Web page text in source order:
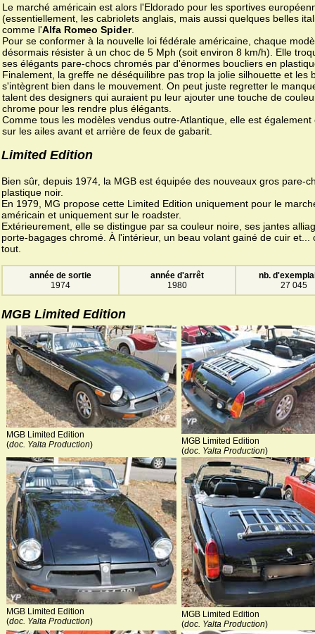
Le marché américain est alors l'Eldorado pour les sportives
(essentiellement, les cabriolets anglais, mais aussi quelques belles
comme l'Alfa Romeo Spider.
Pour se conformer à la nouvelle loi fédérale américaine, chaque
désormais résister à un choc de 5 Mph (soit environ 8 km/h). Elle
ses élégants pare-chocs chromés par d'énormes boucliers en
Finalement, la greffe ne déséquilibre pas trop la jolie silhouette et les
s'intègrent bien dans le mouvement. On peut juste regretter le
talent des designers qui auraient pu leur ajouter une touche de
chrome pour les rendre plus élégants.
Comme tous les modèles vendus outre-Atlantique, elle est également
sur les ailes avant et arrière de feux de gabarit.
Limited Edition
Bien sûr, depuis 1974, la MGB est équipée des nouveaux gros pare-
plastique noir.
En 1979, MG propose cette Limited Edition uniquement pour le
américain et uniquement sur le roadster.
Extérieurement, elle se distingue par sa couleur noire, ses jantes
porte-bagages chromé. À l'intérieur, un beau volant gainé de cuir et...
tout.
année de sortie
1974
année d'arrêt
1980
nb.
27 045
MGB Limited Edition
MGB Limited Edition
(doc. Yalta Production)
MGB Limited Edition
(doc. Yalta Production)
MGB Limited Edition
(doc. Yalta Production)
MGB Limited Edition
(doc. Yalta Production)